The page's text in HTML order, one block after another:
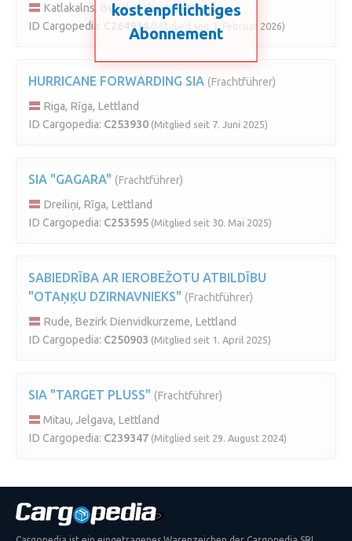
Katlakalns, Bezirk Ķekava, Lettland
ID Cargopedia:
C264934 (Mitglied seit 1. Februar 2026)
HURRICANE FORWARDING SIA (Frachtführer)
Riga, Rīga, Lettland
ID Cargopedia: C253930 (Mitglied seit 7. Juni 2025)
SIA "GAGARA" (Frachtführer)
Dreiliņi, Rīga, Lettland
ID Cargopedia: C253595 (Mitglied seit 30. Mai 2025)
SABIEDRĪBA AR IEROBEŽOTU ATBILDĪBU
"OTAŅĶU DZIRNAVNIEKS" (Frachtführer)
Rude, Bezirk Dienvidkurzeme, Lettland
ID Cargopedia: C250903 (Mitglied seit 1. April 2025)
SIA "TARGET PLUSS" (Frachtführer)
Mitau, Jelgava, Lettland
ID Cargopedia: C239347 (Mitglied seit 29. August 2024)
kostenpflichtiges
Abonnement